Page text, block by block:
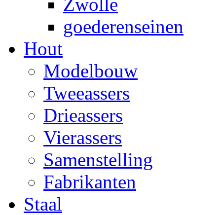
goederenseinen
Hout
Modelbouw
Tweeassers
Drieassers
Vierassers
Samenstelling
Fabrikanten
Staal